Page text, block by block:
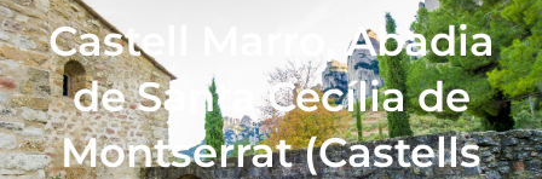
Cultura
Gastronomia
Castell Marro, Abadia
de Santa Cecília de
Montserrat (Castells